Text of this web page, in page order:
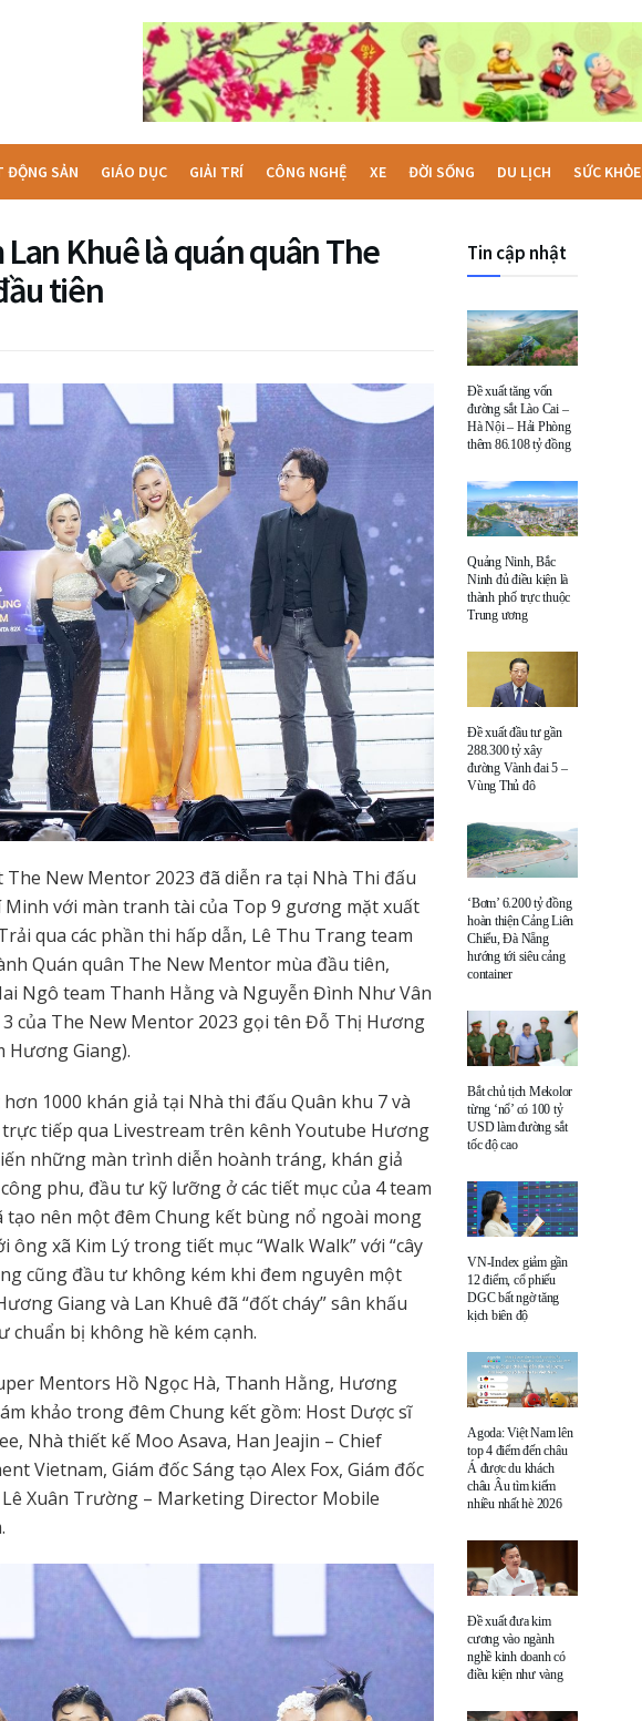
ĐỘNG SẢN GIÁO DỤC GIẢI TRÍ CÔNG NGHỆ XE ĐỜI SỐNG DU LỊCH SỨC KHỎE
Khuê là quán quân The
tiên
New Mentor 2023 đã diễn ra tại Nhà Thi đấu
với màn tranh tài của Top 9 gương mặt xuất
qua các phần thi hấp dẫn, Lê Thu Trang team
Quán quân The New Mentor mùa đầu tiên,
Ngô team Thanh Hằng và Nguyễn Đình Như Vân
3 của The New Mentor 2023 gọi tên Đỗ Thị Hương
Hương Giang).
1000 khán giả tại Nhà thi đấu Quân khu 7 và
tiếp qua Livestream trên kênh Youtube Hương
những màn trình diễn hoành tráng, khán giả
phu, đầu tư kỹ lưỡng ở các tiết mục của 4 team
tạo nên một đêm Chung kết bùng nổ ngoài mong
xã Kim Lý trong tiết mục “Walk Walk” với “cây
cũng đầu tư không kém khi đem nguyên một
Giang và Lan Khuê đã “đốt cháy” sân khấu
bị không hề kém cạnh.
Mentors Hồ Ngọc Hà, Thanh Hằng, Hương
khảo trong đêm Chung kết gồm: Host Dược sĩ
Nhà thiết kế Moo Asava, Han Jeajin – Chief
Vietnam, Giám đốc Sáng tạo Alex Fox, Giám đốc
Xuân Trường – Marketing Director Mobile
Tin cập nhật
Đề xuất tăng vốn
đường sắt Lào Cai –
Hà Nội – Hải Phòng
thêm 86.108 tỷ đồng
Quảng Ninh, Bắc
Ninh đủ điều kiện là
thành phố trực thuộc
Trung ương
Đề xuất đầu tư gần
288.300 tỷ xây
đường Vành đai 5 –
Vùng Thủ đô
‘Bơm’ 6.200 tỷ đồng
hoàn thiện Cảng Liên
Chiểu, Đà Nẵng
hướng tới siêu cảng
container
Bắt chủ tịch Mekolor
từng ‘nổ’ có 100 tỷ
USD làm đường sắt
tốc độ cao
VN-Index giảm gần
12 điểm, cổ phiếu
DGC bất ngờ tăng
kịch biên độ
Agoda: Việt Nam lên
top 4 điểm đến châu
Á được du khách
châu Âu tìm kiếm
nhiều nhất hè 2026
Đề xuất đưa kim
cương vào ngành
nghề kinh doanh có
điều kiện như vàng